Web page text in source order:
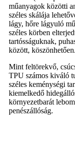
műanyagok közötti
széles skálája
lágy, hőre lágyuló
széles körben
tartósságuknak,
között,
Mint feltörekvő,
TPU számos kiváló
széles keménységi
kiemelkedő
környezetbarát
penészállóság.